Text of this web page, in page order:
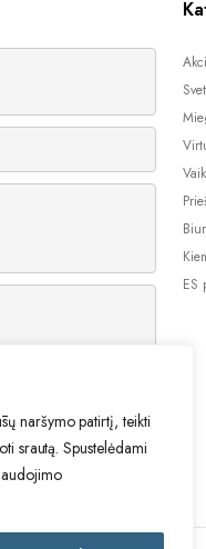
naršymo patirtį, teikti
srautą. Spustelėdami
ES